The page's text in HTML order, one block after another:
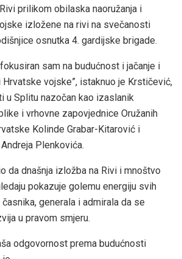
prilikom obilaska naoružanja i
izložene na rivi na svečanosti
osnutka 4. gardijske brigade.
sam na budućnost i jačanje i
vojske”, istaknuo je Krstičević,
u Splitu nazočan kao izaslanik
i vrhovne zapovjednice Oružanih
Kolinde Grabar-Kitarović i
Plenkovića.
da dnašnja izložba na Rivi i mnoštvo
pokazuje golemu energiju svih
generala i admirala da se
u pravom smjeru.
odgovornost prema budućnosti